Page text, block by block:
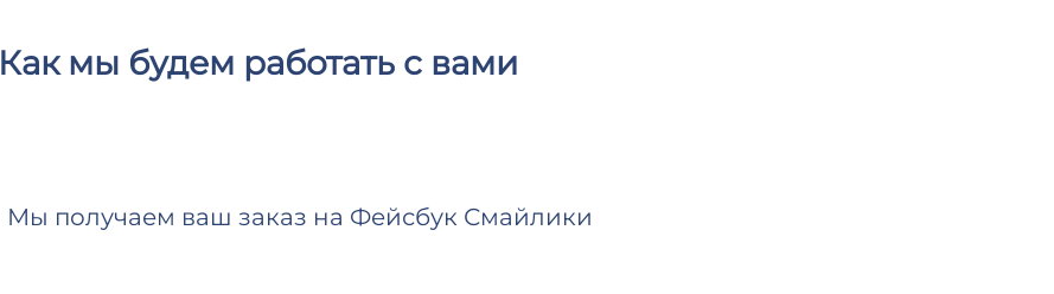
Как мы будем работать с вами
Мы получаем ваш заказ на Фейсбук Смайлики